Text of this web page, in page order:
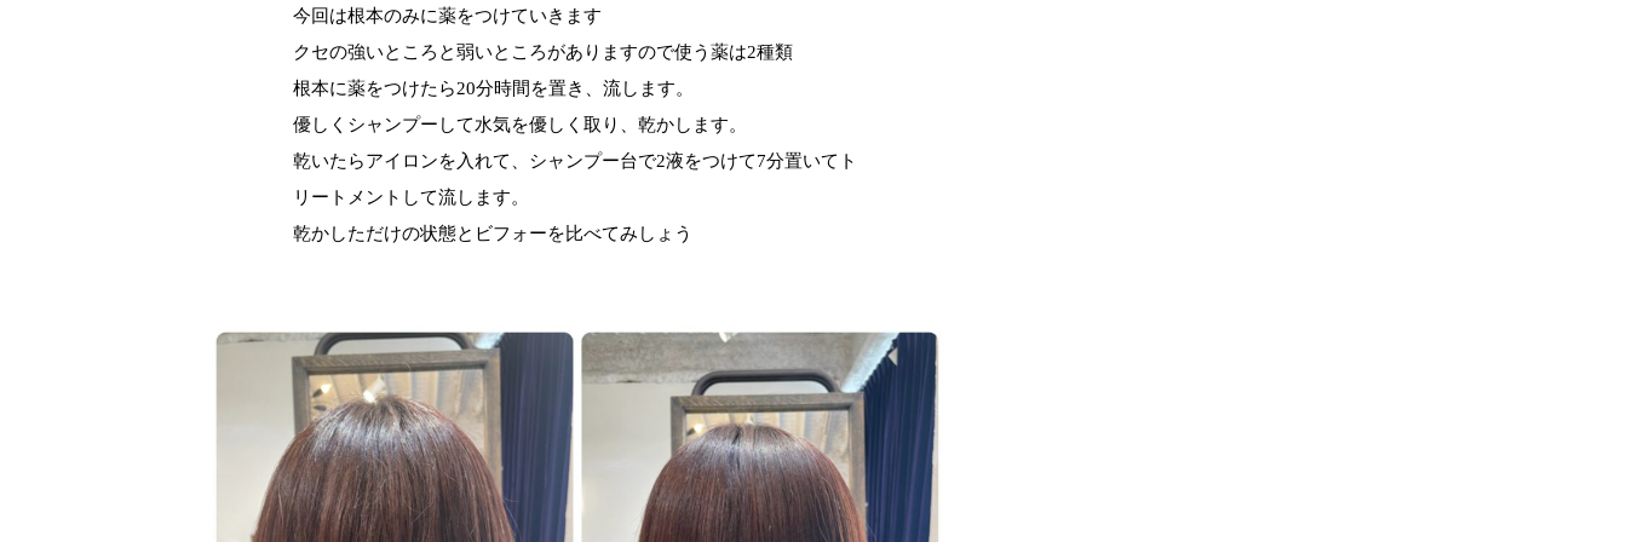
今回は根本のみに薬をつけていきます
クセの強いところと弱いところがありますので使う薬は2種類
根本に薬をつけたら20分時間を置き、流します。
優しくシャンプーして水気を優しく取り、乾かします。
乾いたらアイロンを入れて、シャンプー台で2液をつけて7分置いてト
リートメントして流します。
乾かしただけの状態とビフォーを比べてみしょう